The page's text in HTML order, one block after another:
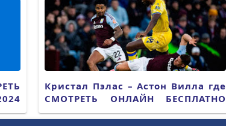
Кристал Пэлас – Астон Вилла где
СМОТРЕТЬ ОНЛАЙН БЕСПЛАТНО
2025 (ПРЯМАЯ ТРАНСЛЯЦИЯ)